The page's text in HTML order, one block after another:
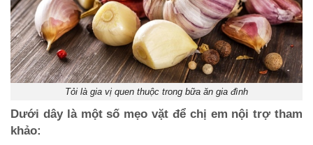
Tỏi là gia vị quen thuộc trong bữa ăn gia đình
Dưới dây là một số mẹo vặt để chị em nội trợ tham
khảo: